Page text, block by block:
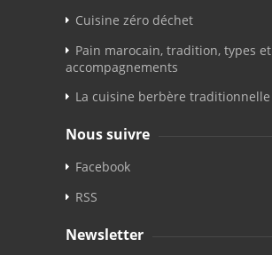
Cuisine zéro déchet
Pain marocain, tradition, types et
accompagnements
La cuisine berbère traditionnelle
Nous suivre
Facebook
RSS
Newsletter